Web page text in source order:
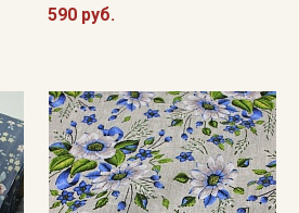
590 руб.